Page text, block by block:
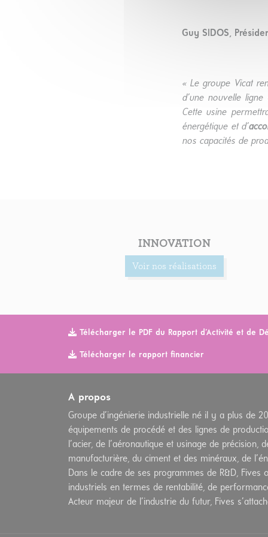
Guy SIDOS,
« Le groupe Vicat
d’une nouvelle
Cette usine
énergétique et d’
nos capacités de
INNOVATION
Voir nos réalisations
Télécharger le PDF du Rapport d’Activité et de
Télécharger le rapport financier
A propos
Groupe d’ingénierie industrielle né il y a plus de
équipements de procédé et des lignes de
l’acier, de l’aéronautique et usinage de précision,
manufacturière, du ciment et des minéraux, de
Dans le cadre de ses programmes de R&D,
industriels en termes de rentabilité, de
Acteur majeur de l’industrie du futur, Fives